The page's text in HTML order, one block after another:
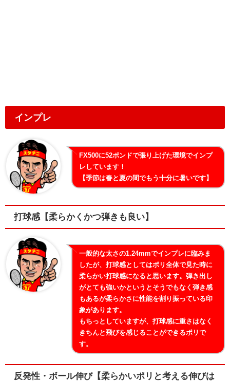
インプレ
FX500に52ポンドで張り上げた環境でインプ
レしています！
【季節は春と夏の間でもう十分に暑いです】
打球感【柔らかくかつ弾きも良い】
一般的な太さの1.24mmでインプレに臨みま
したが、打球感としてはポリ全体で見た時に
柔らかい打球感になると思います。弾き出し
がとても強いかというとそうでもなく弾き感
もあるが柔らかさに性能を割り振っている印
象があります。
もちっとしていますが、打球感に重さはなく
きちんと飛びを感じることができるポリで
す。
反発性・ボール伸び【柔らかいポリと考える伸びは